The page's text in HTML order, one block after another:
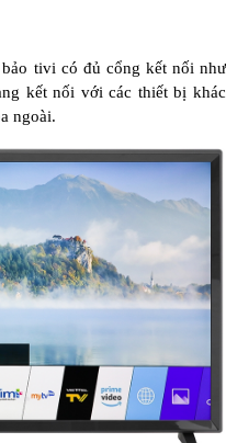
tivi có đủ cổng kết nối như
kết nối với các thiết bị khác
ngoài.